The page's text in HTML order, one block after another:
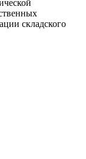
складского